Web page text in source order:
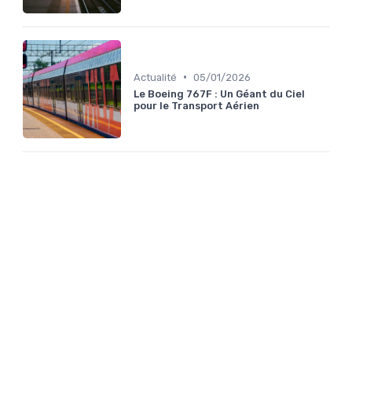
Actualité • 05/01/2026
Le Boeing 767F : Un Géant du Ciel
pour le Transport Aérien